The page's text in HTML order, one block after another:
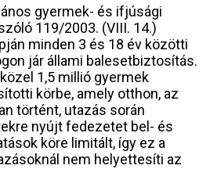
gyermek- és ifjúsági
119/2003. (VIII. 14.)
minden 3 és 18 év közötti
jár állami balesetbiztosítás.
1,5 millió gyermek
körbe, amely otthon, az
történt, utazás során
nyújt fedezetet bel- és
köre limitált, így ez a
nem helyettesíti az